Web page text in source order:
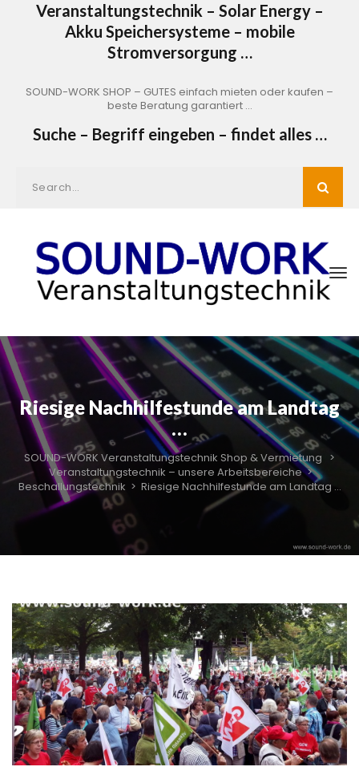
Veranstaltungstechnik – Solar Energy –
Akku Speichersysteme – mobile
Stromversorgung …
SOUND-WORK SHOP – GUTES einfach mieten oder kaufen –
beste Beratung garantiert …
Suche – Begriff eingeben – findet alles …
Riesige Nachhilfestunde am Landtag
…
SOUND-WORK Veranstaltungstechnik Shop & Vermietung >
Veranstaltungstechnik – unsere Arbeitsbereiche>
Beschallungstechnik > Riesige Nachhilfestunde am Landtag …